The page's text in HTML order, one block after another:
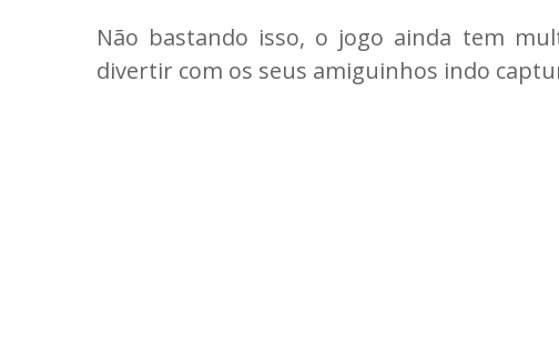
Não bastando isso, o jogo ainda tem
divertir com os seus amiguinhos indo